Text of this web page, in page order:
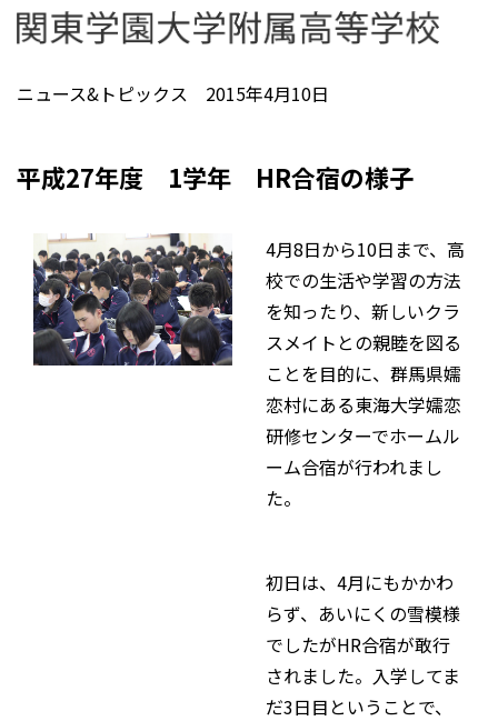
ニュース&トピックス 2015年4月10日
平成27年度 1学年 HR合宿の様子
4月8日から10日まで、高
校での生活や学習の方法
を知ったり、新しいクラ
スメイトとの親睦を図る
ことを目的に、群馬県嬬
恋村にある東海大学嬬恋
研修センターでホームル
ーム合宿が行われまし
た。
初日は、4月にもかかわ
らず、あいにくの雪模様
でしたがHR合宿が敢行
されました。入学してま
だ3日目ということで、